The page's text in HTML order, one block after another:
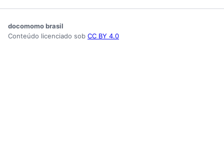
docomomo brasil
Conteúdo licenciado sob CC BY 4.0